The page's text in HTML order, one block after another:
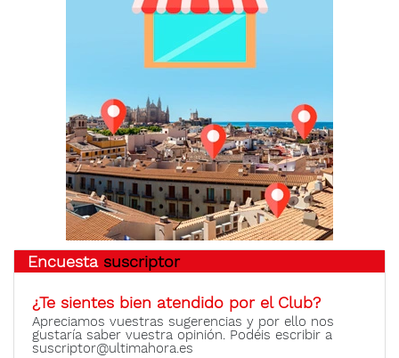
Encuesta suscriptor
¿Te sientes bien atendido por el Club?
Apreciamos vuestras sugerencias y por ello nos
gustaría saber vuestra opinión. Podéis escribir a
suscriptor@ultimahora.es